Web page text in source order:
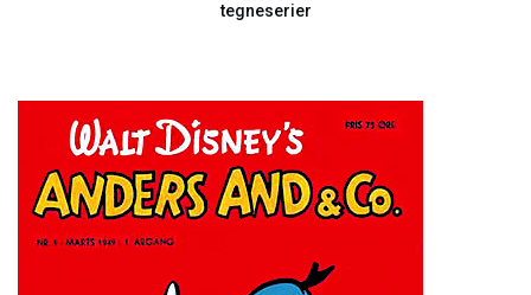
tegneserier